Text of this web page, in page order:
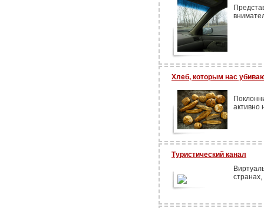
Хлеб, которым нас
активно
Туристический канал
странах,